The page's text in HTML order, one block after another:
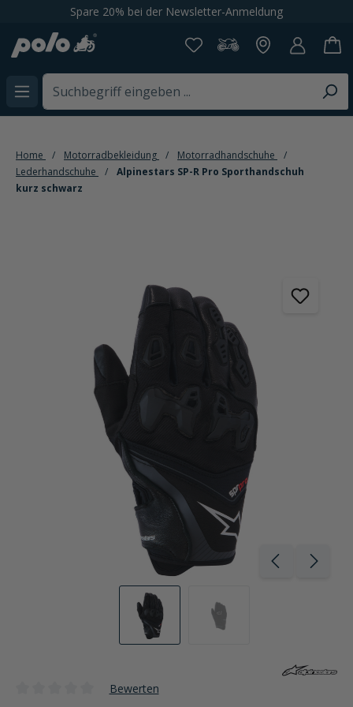
springenSpare 20% bei der Newsletter-Anmeldung
Home Motorradbekleidung
Motorradhandschuhe
Lederhandschuhe
Alpinestars SP-R Pro Sporthandschuh
kurz schwarz
Bewerten